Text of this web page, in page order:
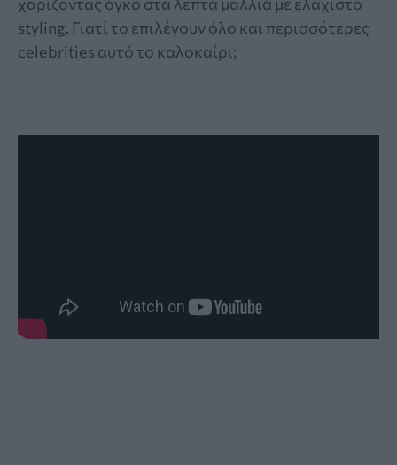
χαρίζοντας όγκο στα λεπτά μαλλιά με ελάχιστο
styling. Γιατί το επιλέγουν όλο και περισσότερες
celebrities αυτό το καλοκαίρι;